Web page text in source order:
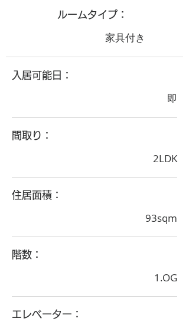
ルームタイプ：
家具付き
入居可能日：
即
間取り：
2LDK
住居面積：
93sqm
階数：
1.OG
エレベーター：